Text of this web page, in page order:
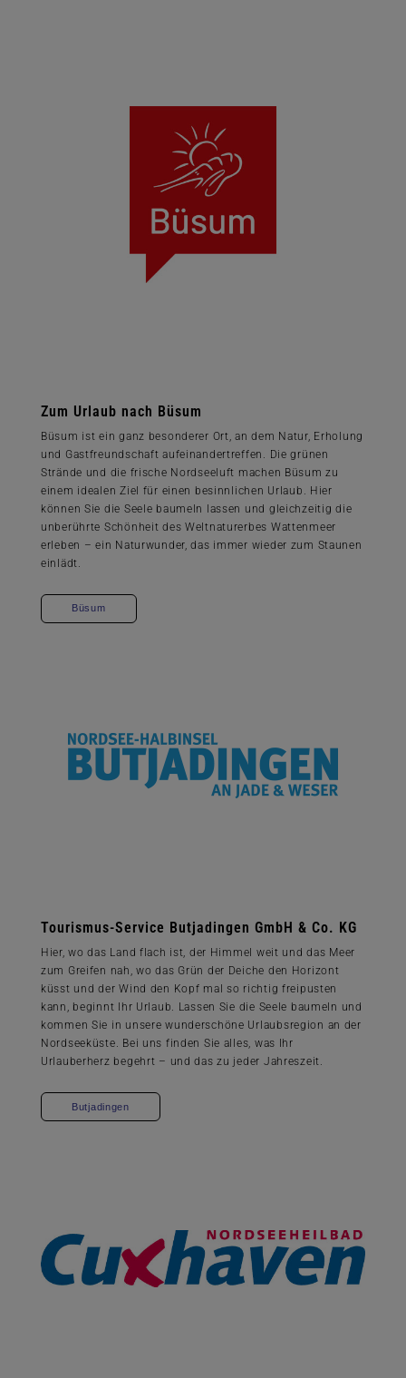
Zum Urlaub nach Büsum
Büsum ist ein ganz besonderer Ort, an dem Natur, Erholung
und Gastfreundschaft aufeinandertreffen. Die grünen
Strände und die frische Nordseeluft machen Büsum zu
einem idealen Ziel für einen besinnlichen Urlaub. Hier
können Sie die Seele baumeln lassen und gleichzeitig die
unberührte Schönheit des Weltnaturerbes Wattenmeer
erleben – ein Naturwunder, das immer wieder zum Staunen
einlädt.
Büsum
Tourismus-Service Butjadingen GmbH & Co. KG
Hier, wo das Land flach ist, der Himmel weit und das Meer
zum Greifen nah, wo das Grün der Deiche den Horizont
küsst und der Wind den Kopf mal so richtig freipusten
kann, beginnt Ihr Urlaub. Lassen Sie die Seele baumeln und
kommen Sie in unsere wunderschöne Urlaubsregion an der
Nordseeküste. Bei uns finden Sie alles, was Ihr
Urlauberherz begehrt – und das zu jeder Jahreszeit.
Butjadingen